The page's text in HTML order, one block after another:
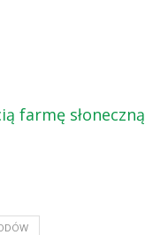
farmę słoneczną